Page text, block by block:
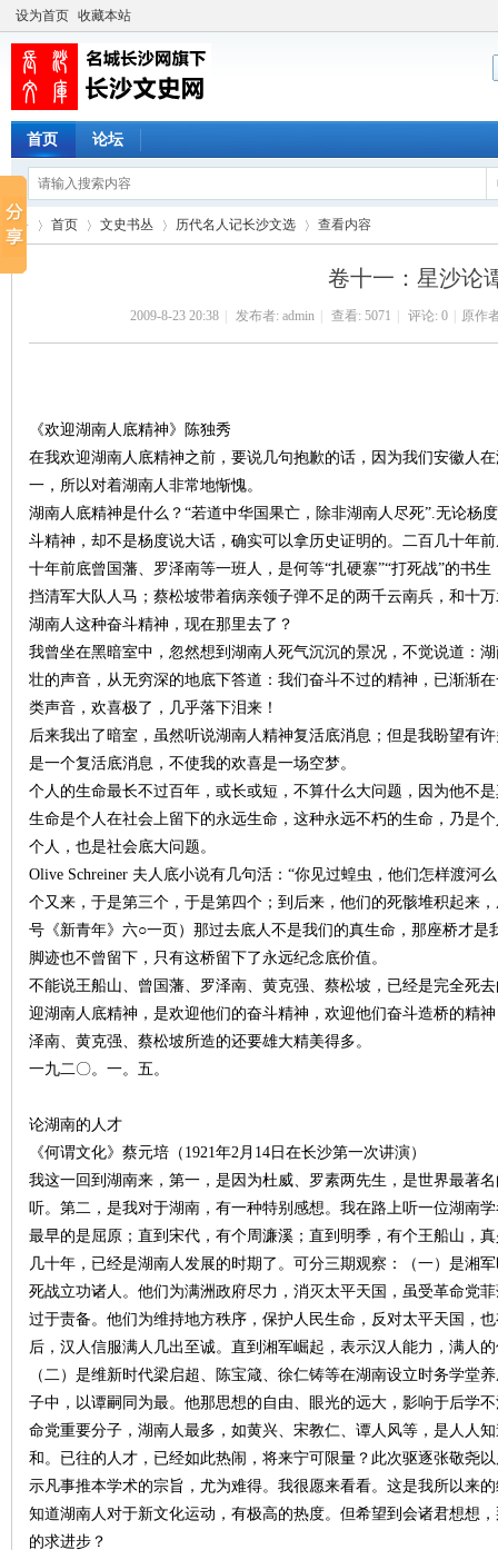
设为首页 收藏本站
首页 论坛
首页 文史书丛
›
历代名人记长沙文选
›
查看内容
卷十一：星沙论
2009-8-23 20:38 发布者: admin 查看: 5071 评论: 0 原作
《欢迎湖南人底精神》陈独秀
在我欢迎湖南人底精神之前，要说几句抱歉的话，因为我们安徽人
一，所以对着湖南人非常地惭愧。
湖南人底精神是什么？“若道中华国果亡，除非湖南人尽死”.无论杨
斗精神，却不是杨度说大话，确实可以拿历史证明的。二百几十年
十年前底曾国藩、罗泽南等一班人，是何等“扎硬寨”“打死战”的书
挡清军大队人马；蔡松坡带着病亲领子弹不足的两千云南兵，和十
湖南人这种奋斗精神，现在那里去了？
我曾坐在黑暗室中，忽然想到湖南人死气沉沉的景况，不觉说道：
壮的声音，从无穷深的地底下答道：我们奋斗不过的精神，已渐渐
类声音，欢喜极了，几乎落下泪来！
后来我出了暗室，虽然听说湖南人精神复活底消息；但是我盼望有
是一个复活底消息，不使我的欢喜是一场空梦。
个人的生命最长不过百年，或长或短，不算什么大问题，因为他不
生命是个人在社会上留下的永远生命，这种永远不朽的生命，乃是
个人，也是社会底大问题。
Olive Schreiner 夫人底小说有几句活：“你见过蝗虫，他们怎样渡河
个又来，于是第三个，于是第四个；到后来，他们的死骸堆积起来
号《新青年》六○一页）那过去底人不是我们的真生命，那座桥才
脚迹也不曾留下，只有这桥留下了永远纪念底价值。
不能说王船山、曾国藩、罗泽南、黄克强、蔡松坡，已经是完全死
迎湖南人底精神，是欢迎他们的奋斗精神，欢迎他们奋斗造桥的精
泽南、黄克强、蔡松坡所造的还要雄大精美得多。
一九二〇。一。五。
论湖南的人才
《何谓文化》蔡元培（1921年2月14日在长沙第一次讲演）
我这一回到湖南来，第一，是因为杜威、罗素两先生，是世界最著
听。第二，是我对于湖南，有一种特别感想。我在路上听一位湖南
最早的是屈原；直到宋代，有个周濂溪；直到明季，有个王船山，
几十年，已经是湖南人发展的时期了。可分三期观察：（一）是湘
死战立功诸人。他们为满洲政府尽力，消灭太平天国，虽受革命党
过于责备。他们为维持地方秩序，保护人民生命，反对太平天国，
后，汉人信服满人几出至诚。直到湘军崛起，表示汉人能力，满人
（二）是维新时代梁启超、陈宝箴、徐仁铸等在湖南设立时务学堂
子中，以谭嗣同为最。他那思想的自由、眼光的远大，影响于后学
命党重要分子，湖南人最多，如黄兴、宋教仁、谭人风等，是人人
和。已往的人才，已经如此热闹，将来宁可限量？此次驱逐张敬尧
示凡事推本学术的宗旨，尤为难得。我很愿来看看。这是我所以来
知道湖南人对于新文化运动，有极高的热度。但希望到会诸君想想
的求进步？